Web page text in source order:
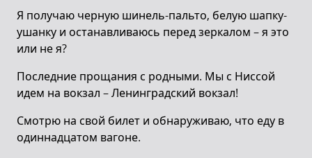
Я получаю черную шинель-пальто, белую шапку-
ушанку и останавливаюсь перед зеркалом – я это
или не я?
Последние прощания с родными. Мы с Ниссой
идем на вокзал – Ленинградский вокзал!
Смотрю на свой билет и обнаруживаю, что еду в
одиннадцатом вагоне.